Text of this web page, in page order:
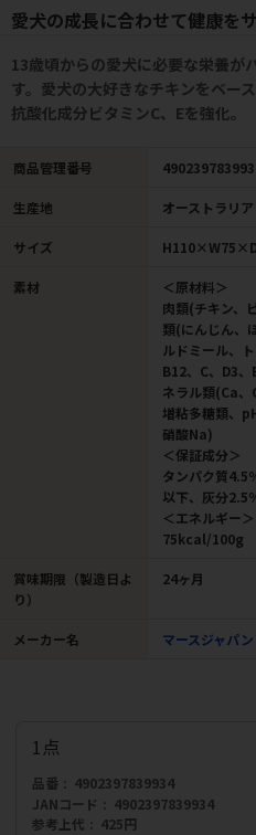
愛犬の成長に合わせて健康を
13歳頃からの愛犬に必要な栄養が
す。愛犬の大好きなチキンをベー
抗酸化成分ビタミンC、Eを強化。
商品管理番号
生産地 オーストラリア
サイズ
素材
＜原材料＞
肉類(チキン、
類(にんじん、
ルドミール、
B12、C、D3
ネラル類(Ca、
増粘多糖類、
硝酸Na)
＜保証成分＞
タンパク質4.5
以下、灰分2.5
＜エネルギー＞
75kcal/100g
賞味期限（製造日よ
り）
24ヶ月
メーカー名 マースジャパ
1点
品番
4902397839934
JANコード
4902397839934
参考上代
425円